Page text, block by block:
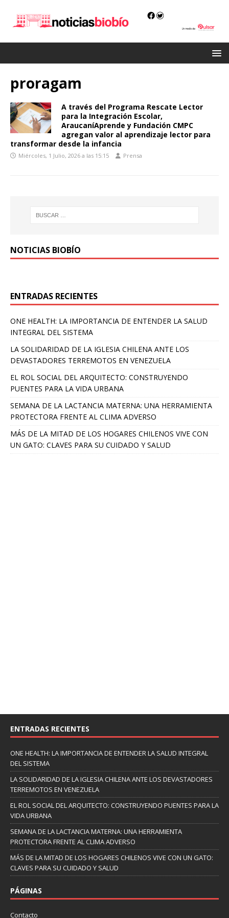
proragam
A través del Programa Rescate Lector
para la Integración Escolar,
AraucaníAprende y Fundación CMPC
agregan valor al aprendizaje lector para
transformar desde la infancia
Miércoles, 1 Julio, 2026 a las 15:15 Prensa
NOTICIAS BIOBÍO
ENTRADAS RECIENTES
ONE HEALTH: LA IMPORTANCIA DE ENTENDER LA SALUD
INTEGRAL DEL SISTEMA
LA SOLIDARIDAD DE LA IGLESIA CHILENA ANTE LOS
DEVASTADORES TERREMOTOS EN VENEZUELA
EL ROL SOCIAL DEL ARQUITECTO: CONSTRUYENDO
PUENTES PARA LA VIDA URBANA
SEMANA DE LA LACTANCIA MATERNA: UNA HERRAMIENTA
PROTECTORA FRENTE AL CLIMA ADVERSO
MÁS DE LA MITAD DE LOS HOGARES CHILENOS VIVE CON
UN GATO: CLAVES PARA SU CUIDADO Y SALUD
ENTRADAS RECIENTES
ONE HEALTH: LA IMPORTANCIA DE ENTENDER LA SALUD INTEGRAL
DEL SISTEMA
LA SOLIDARIDAD DE LA IGLESIA CHILENA ANTE LOS DEVASTADORES
TERREMOTOS EN VENEZUELA
EL ROL SOCIAL DEL ARQUITECTO: CONSTRUYENDO PUENTES PARA LA
VIDA URBANA
SEMANA DE LA LACTANCIA MATERNA: UNA HERRAMIENTA
PROTECTORA FRENTE AL CLIMA ADVERSO
MÁS DE LA MITAD DE LOS HOGARES CHILENOS VIVE CON UN GATO:
CLAVES PARA SU CUIDADO Y SALUD
PÁGINAS
Contacto